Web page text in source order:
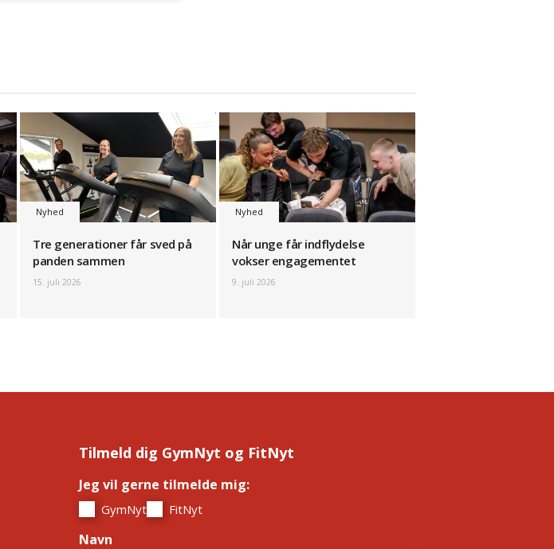
Nyhed
Tre generationer får sved på
panden sammen
15. juli 2026
Nyhed
Når unge får indflydelse
vokser engagementet
9. juli 2026
Tilmeld dig GymNyt og FitNyt
Jeg vil gerne tilmelde mig:
GymNyt FitNyt
Navn